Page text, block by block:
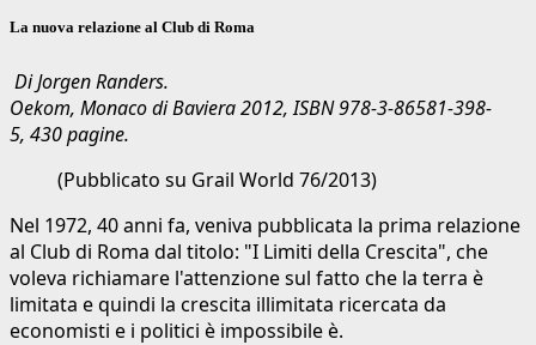
La nuova relazione al Club di Roma
Di Jorgen Randers.
Oekom, Monaco di Baviera 2012,ISBN 978-3-86581-398-
5, 430 pagine.
(Pubblicato su Grail World 76/2013)
Nel 1972, 40 anni fa, veniva pubblicata la prima relazione
al Club di Roma dal titolo: "I Limiti della Crescita", che
voleva richiamare l'attenzione sul fatto che la terra è
limitata e quindi la crescita illimitata ricercata da
economisti e i politici è impossibile è.